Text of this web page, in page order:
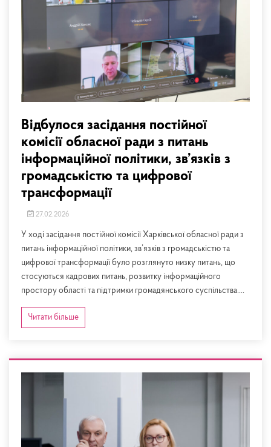
Відбулося засідання постійної
комісії обласної ради з питань
інформаційної політики, зв’язків з
громадськістю та цифрової
трансформації
27.02.2026
У ході засідання постійної комісії Харківської обласної ради з
питань інформаційної політики, зв’язків з громадськістю та
цифрової трансформації було розглянуто низку питань, що
стосуються кадрових питань, розвитку інформаційного
простору області та підтримки громадянського суспільства....
Читати більше